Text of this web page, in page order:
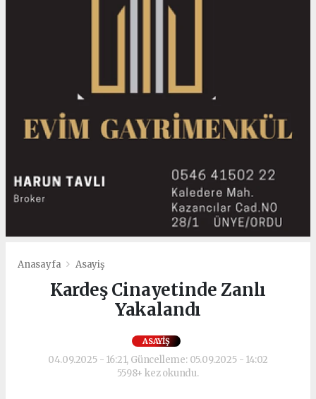
Anasayfa Asayiş
Kardeş Cinayetinde Zanlı
Yakalandı
ASAYIŞ
04.09.2025 - 16:21, Güncelleme: 05.09.2025 - 14:02
5598+ kez okundu.